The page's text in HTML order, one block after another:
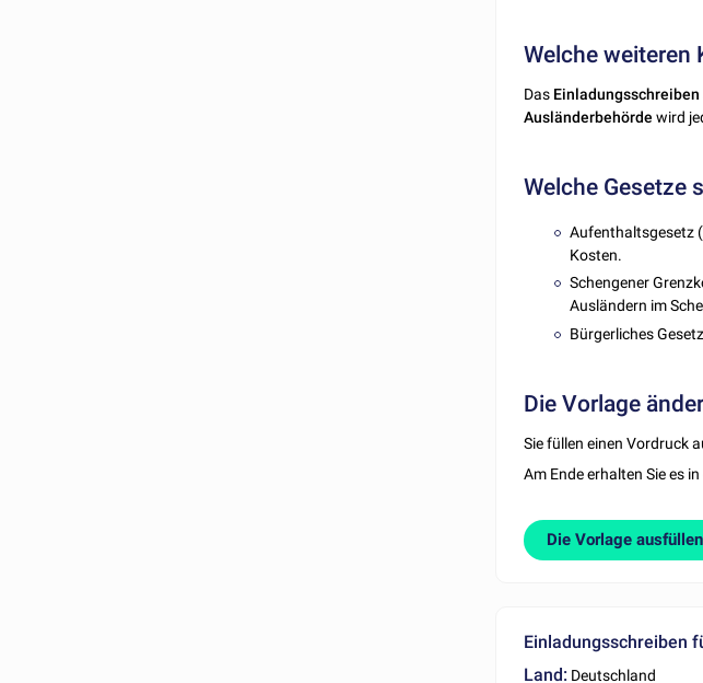
Welche weiteren
Das Einladungsschreiben
Ausländerbehörde wird
Welche Gesetze
Aufenthaltsgesetz
Kosten.
Schengener
Ausländern im
Bürgerliches
Die Vorlage
Sie füllen einen Vordruck
Am Ende erhalten Sie es
Die Vorlage ausfüllen
Einladungsschreiben
Land: Deutschland